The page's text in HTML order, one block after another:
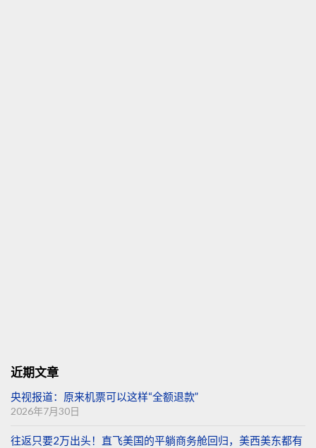
近期文章
央视报道：原来机票可以这样“全额退款”
2026年7月30日
往返只要2万出头！直飞美国的平躺商务舱回归，美西美东都有